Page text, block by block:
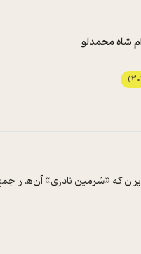
شاه محمدلو
که «شرمین نادری» آن‌ها را